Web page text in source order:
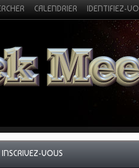
CALENDRIER IDENTIFIEZ-
INSCRIVEZ-VOUS